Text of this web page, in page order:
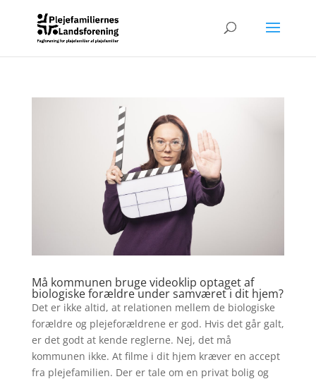
Må kommunen bruge videoklip optaget af
biologiske forældre under samværet i dit hjem?
Det er ikke altid, at relationen mellem de biologiske
forældre og plejeforældrene er god. Hvis det går galt,
er det godt at kende reglerne. Nej, det må
kommunen ikke. At filme i dit hjem kræver en accept
fra plejefamilien. Der er tale om en privat bolig og